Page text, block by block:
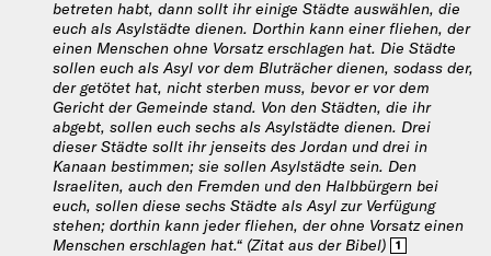
betreten habt, dann sollt ihr einige Städte auswählen, die
euch als Asylstädte dienen. Dorthin kann einer fliehen, der
einen Menschen ohne Vorsatz erschlagen hat. Die Städte
sollen euch als Asyl vor dem Bluträcher dienen, sodass der,
der getötet hat, nicht sterben muss, bevor er vor dem
Gericht der Gemeinde stand. Von den Städten, die ihr
abgebt, sollen euch sechs als Asylstädte dienen. Drei
dieser Städte sollt ihr jenseits des Jordan und drei in
Kanaan bestimmen; sie sollen Asylstädte sein. Den
Israeliten, auch den Fremden und den Halbbürgern bei
euch, sollen diese sechs Städte als Asyl zur Verfügung
stehen; dorthin kann jeder fliehen, der ohne Vorsatz einen
Menschen erschlagen hat.“ (Zitat aus der Bibel)
1